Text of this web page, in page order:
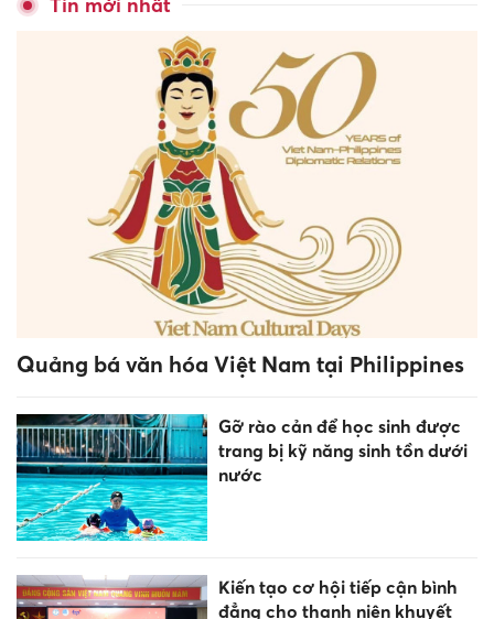
Trở lại bục giảng sau nhiều
năm làm quản lý
Tăng cường giáo dục bảo tồn
bản sắc văn hóa dân tộc Jrai,
Bahnar ở tiểu học
Phú Thọ giữ vững vị thế tốp
đầu về chất lượng giáo dục
THPT
Các nhiệm vụ trọng tâm năm